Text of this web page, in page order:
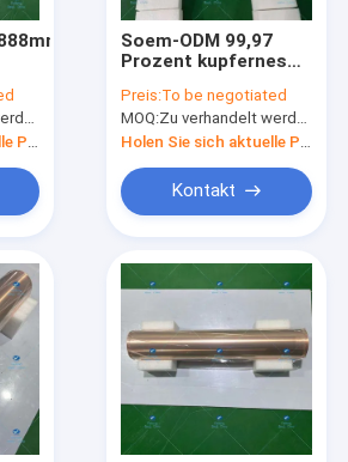
Soem-ODM 99,97
Prozent kupfernes
Hochdruckwiderstand-
Preis:To be negotiated
MOQ:Zu verhandelt werden
Kontakt